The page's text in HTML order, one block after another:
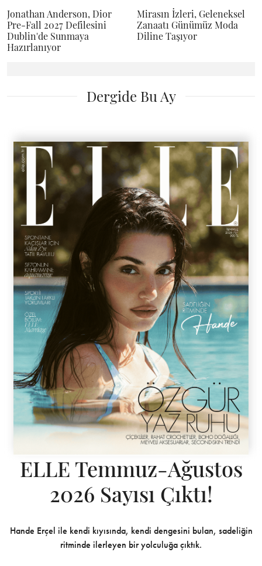
Jonathan Anderson, Dior
Pre-Fall 2027 Defilesini
Dublin'de Sunmaya
Hazırlanıyor
Mirasın İzleri, Geleneksel
Zanaatı Günümüz Moda
Diline Taşıyor
Dergide Bu Ay
ELLE Temmuz-Ağustos
2026 Sayısı Çıktı!
Hande Erçel ile kendi kıyısında, kendi dengesini bulan, sadeliğin
ritminde ilerleyen bir yolculuğa çıktık.